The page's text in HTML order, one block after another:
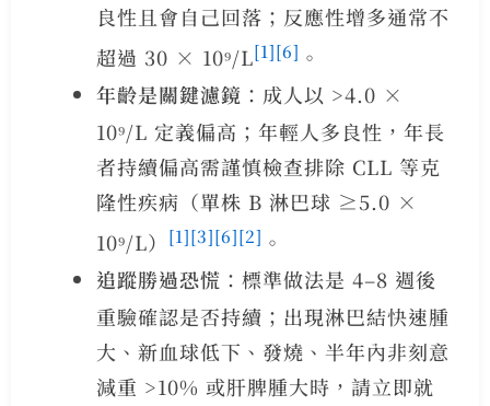
良性且會自己回落；反應性增多通常不
超過 30 × 10⁹/L[1][6] 。
年齡是關鍵濾鏡 ：成人以 >4.0 ×
10⁹/L 定義偏高；年輕人多良性，年長
者持續偏高需謹慎檢查排除 CLL 等克
隆性疾病（單株 B 淋巴球 ≥5.0 ×
10⁹/L） [1][3][6][2] 。
追蹤勝過恐慌 ：標準做法是 4–8 週後
重驗確認是否持續；出現淋巴結快速腫
大、新血球低下、發燒、半年內非刻意
減重 >10% 或肝脾腫大時，請立即就